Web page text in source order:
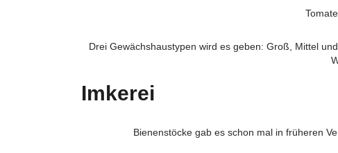
Drei Gewächshaustypen wird es geben: Groß, Mittel
Imkerei
Bienenstöcke gab es schon mal in früheren